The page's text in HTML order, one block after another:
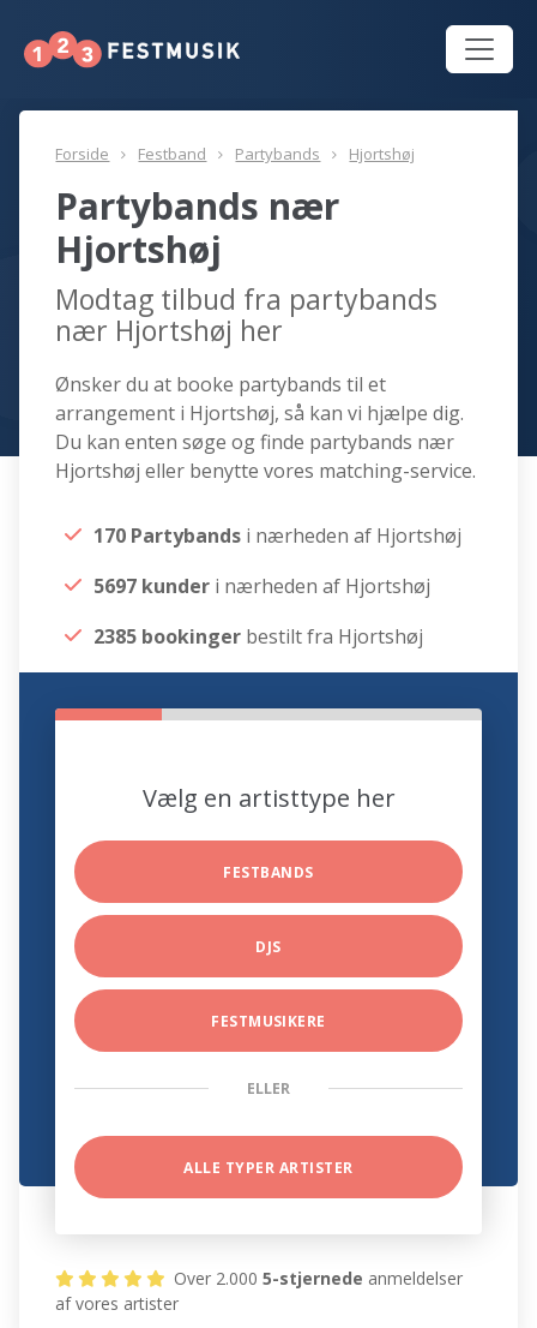
Forside Festband Partybands Hjortshøj
Partybands nær
Hjortshøj
Modtag tilbud fra partybands
nær Hjortshøj her
Ønsker du at booke partybands til et
arrangement i Hjortshøj, så kan vi hjælpe dig.
Du kan enten søge og finde partybands nær
Hjortshøj eller benytte vores matching-service.
170 Partybands i nærheden af Hjortshøj
5697 kunder i nærheden af Hjortshøj
2385 bookinger bestilt fra Hjortshøj
Vælg en artisttype her
FESTBANDS
DJS
FESTMUSIKERE
ELLER
ALLE TYPER ARTISTER
Over 2.0005-stjernede anmeldelser
af vores artister